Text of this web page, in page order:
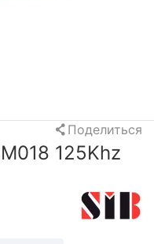
Поделиться
125Khz